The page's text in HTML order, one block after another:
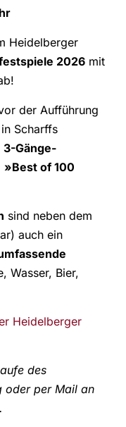
Heidelberger
2026 mit
der Aufführung
Scharffs
3-Gänge-
»Best of 100
sind neben dem
auch ein
Wasser, Bier,
Heidelberger
des
oder per Mail an